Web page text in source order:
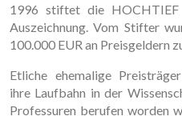
1996 stiftet die
Auszeichnung. Vom Stifter
100.000 EUR an Preisgeldern
Etliche ehemalige
ihre Laufbahn in der
Professuren berufen worden